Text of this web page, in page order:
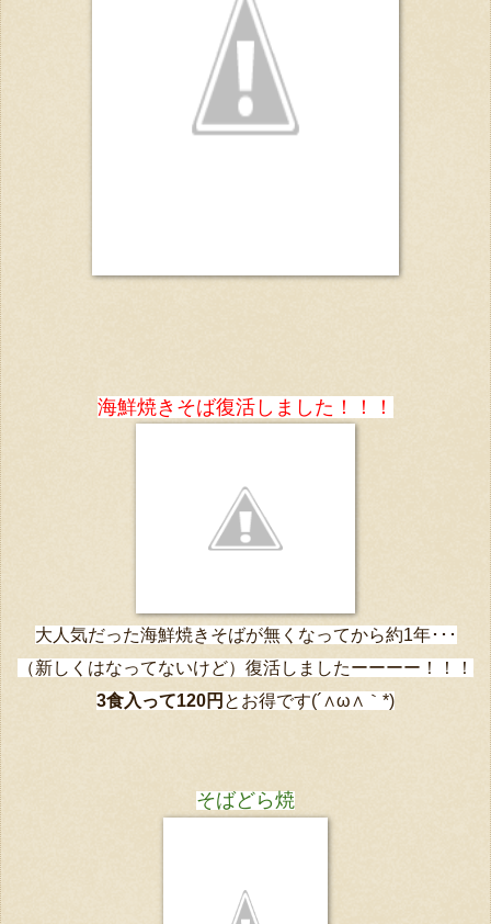
海鮮焼きそば復活しました！！！
大人気だった海鮮焼きそばが無くなってから約1年･･･
（新しくはなってないけど）復活しましたーーーー！！！
3食入って120円 とお得です(´∧ω∧｀*)
そばどら焼